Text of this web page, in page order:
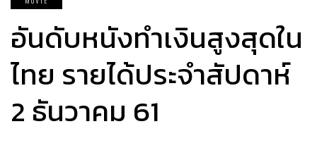
อันดับหนังทำเงินสูงสุดใน
ไทย รายได้ประจำสัปดาห์
2 ธันวาคม 61